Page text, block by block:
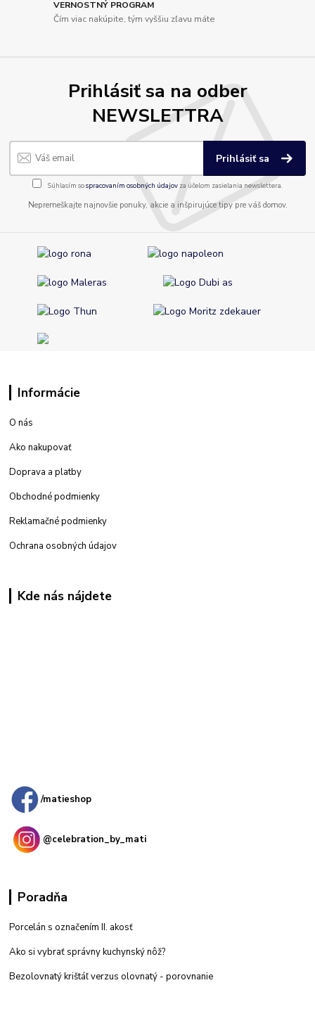
VERNOSTNÝ PROGRAM
Čím viac nakúpite, tým vyššiu zľavu máte
Prihlásiť sa na odber
NEWSLETTRA
Prihlásiť sa
Súhlasím sospracovaním osobných údajov za účelom zasielania newslettera.
Nepremeškajte najnovšie ponuky, akcie a inšpirujúce tipy pre váš domov.
Informácie
O nás
Ako nakupovať
Doprava a platby
Obchodné podmienky
Reklamačné podmienky
Ochrana osobných údajov
Kde nás nájdete
/matieshop
@celebration_by_mati
Poradňa
Porcelán s označením II. akosť
Ako si vybrať správny kuchynský nôž?
Bezolovnatý krištáľ verzus olovnatý - porovnanie